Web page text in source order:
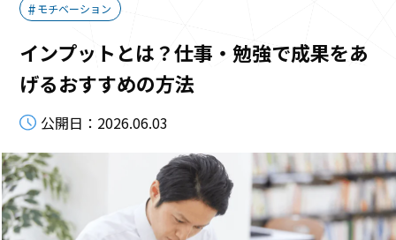
モチベーション
インプットとは？仕事・勉強で成果をあ
げるおすすめの方法
公開日：2026.06.03